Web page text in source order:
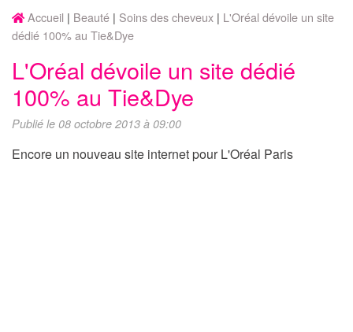
Accueil Beauté Soins des cheveux
L'Oréal dévoile un site
dédié 100% au Tie&Dye
L'Oréal dévoile un site dédié
100% au Tie&Dye
Publié le 08 octobre 2013 à 09:00
Encore un nouveau site internet pour L'Oréal Paris